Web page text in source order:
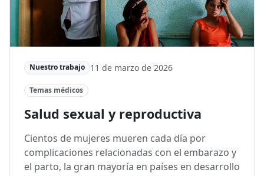
Nuestro trabajo 11 de marzo de 2026
Temas médicos
Salud sexual y reproductiva
Cientos de mujeres mueren cada día por
complicaciones relacionadas con el embarazo y
el parto, la gran mayoría en países en desarrollo